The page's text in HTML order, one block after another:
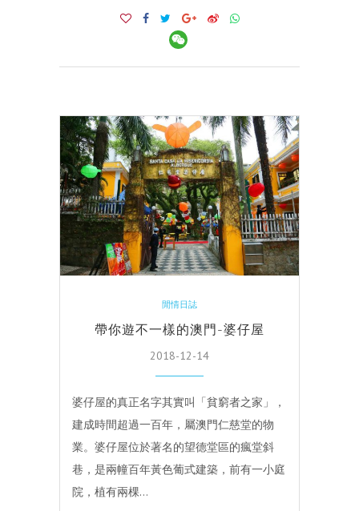
閒情日誌
帶你遊不一樣的澳門-婆仔屋
2018-12-14
婆仔屋的真正名字其實叫「貧窮者之家」，
建成時間超過一百年，屬澳門仁慈堂的物
業。婆仔屋位於著名的望德堂區的瘋堂斜
巷，是兩幢百年黃色葡式建築，前有一小庭
院，植有兩棵…